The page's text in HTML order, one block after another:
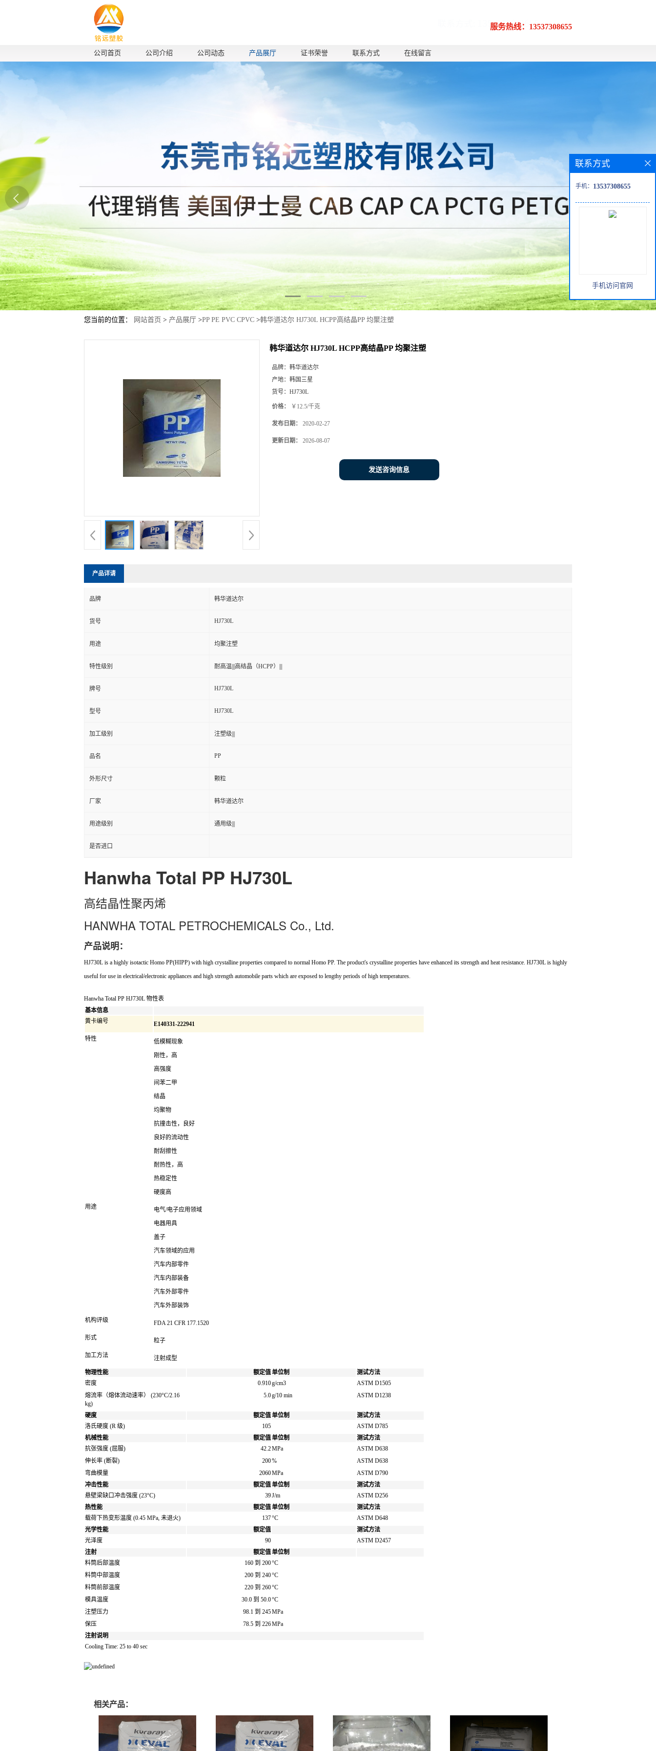
服务热线：13537308655
公司首页 公司介绍 公司动态 产品展厅 证书荣誉 联系方式 在线留言
您当前的位置： 网站首页 > 产品展厅 >PP PE PVC CPVC >韩华道达尔 HJ730L HCPP高结晶PP 均聚注塑
韩华道达尔 HJ730L HCPP高结晶PP 均聚注塑
品牌： 韩华道达尔
产地： 韩国三星
货号： HJ730L
价格： ￥12.5/千克
发布日期： 2020-02-27
更新日期： 2026-08-07
发送咨询信息
产品详请
品牌 韩华道达尔
货号 HJ730L
用途 均聚注塑
特性级别 耐高温|||高结晶（HCPP）|||
牌号 HJ730L
型号 HJ730L
加工级别 注塑级|||
品名 PP
外形尺寸 颗粒
厂家 韩华道达尔
用途级别 通用级|||
是否进口
Hanwha Total PP HJ730L
高结晶性聚丙烯
HANWHA TOTAL PETROCHEMICALS Co., Ltd.
产品说明：
HJ730L is a highly isotactic Homo PP(HIPP) with high crystalline properties compared to normal Homo PP. The product's crystalline properties have enhanced its strength and heat resistance. HJ730L is highly
useful for use in electrical/electronic appliances and high strength automobile parts which are exposed to lengthy periods of high temperatures.
Hanwha Total PP HJ730L 物性表
基本信息
黄卡编号
E140331-222941
特性
低模糊现象
刚性，高
高强度
间苯二甲
结晶
均聚物
抗撞击性，良好
良好的流动性
耐刮擦性
耐热性，高
热稳定性
硬度高
用途
电气/电子应用领域
电器用具
盖子
汽车领域的应用
汽车内部零件
汽车内部装备
汽车外部零件
汽车外部装饰
机构评级 FDA 21 CFR 177.1520
形式 粒子
加工方法 注射成型
物理性能 额定值单位制
测试方法
密度
0.910g/cm3
ASTM D1505
熔流率（熔体流动速率） (230°C/2.16
kg)
5.0g/10 min ASTM D1238
硬度 额定值单位制
测试方法
洛氏硬度 (R 级) 105
ASTM D785
机械性能
额定值单位制
测试方法
抗张强度 (屈服) 42.2MPa
ASTM D638
伸长率 (断裂) 200%
ASTM D638
弯曲模量
2060MPa
ASTM D790
冲击性能
额定值单位制
测试方法
悬壁梁缺口冲击强度 (23°C) 39J/m
ASTM D256
热性能
额定值单位制
测试方法
载荷下热变形温度 (0.45 MPa, 未退火) 137°C
ASTM D648
光学性能
额定值
测试方法
光泽度
90
ASTM D2457
注射
额定值单位制
料筒后部温度
160 到 200°C
料筒中部温度
200 到 240°C
料筒前部温度
220 到 260°C
模具温度
30.0 到 50.0°C
注塑压力
98.1 到 245MPa
保压
78.5 到 226MPa
注射说明
Cooling Time: 25 to 40 sec
相关产品：
联系方式
手机： 13537308655
手机访问官网